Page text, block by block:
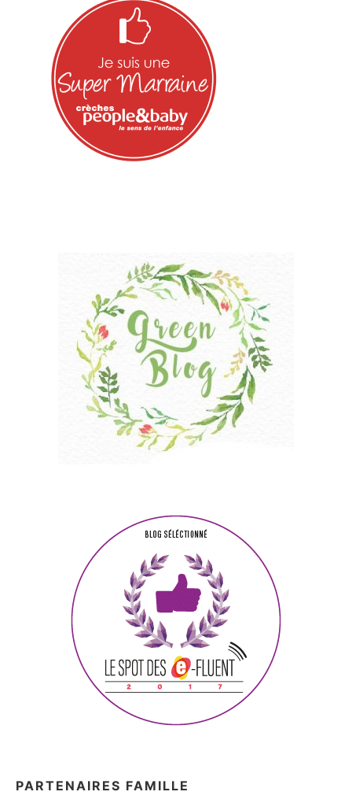
PARTENAIRES FAMILLE